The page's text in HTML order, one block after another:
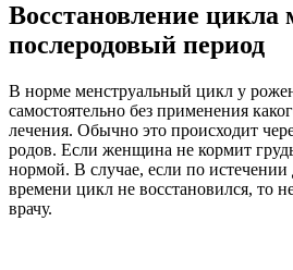
Восстановление цикла
послеродовый период
В норме менструальный цикл у
самостоятельно без применения
лечения. Обычно это происходит
родов. Если женщина не кормит
нормой. В случае, если по истечении
времени цикл не восстановился, то
врачу.